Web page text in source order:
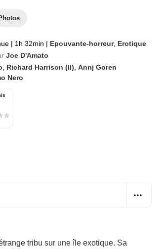
| 1h 32min | Epouvante-horreur, Erotique
Joe D'Amato
Richard Harrison (II) Annj Goren
Nero
tribu sur une île exotique. Sa